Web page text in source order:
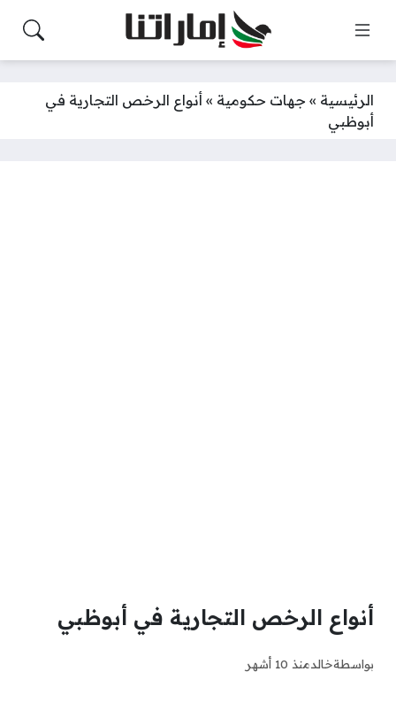
الرئيسية » جهات حكومية » أنواع الرخص التجارية في
أبوظبي
أنواع الرخص التجارية في أبوظبي
بواسطةخالدمنذ 10 أشهر